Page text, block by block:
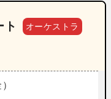
ト オーケストラ